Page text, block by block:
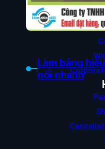
Làm bảng
nổi nhanh